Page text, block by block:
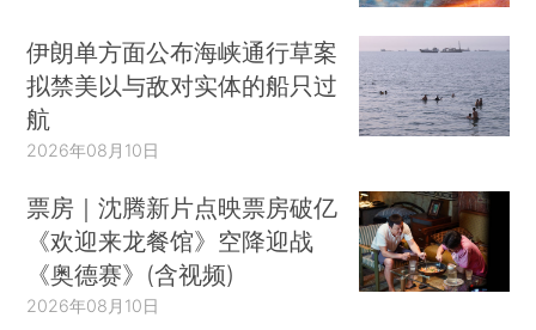
伊朗单方面公布海峡通行草案
拟禁美以与敌对实体的船只过
航
2026年08月10日
票房｜沈腾新片点映票房破亿
《欢迎来龙餐馆》空降迎战
《奥德赛》(含视频)
2026年08月10日